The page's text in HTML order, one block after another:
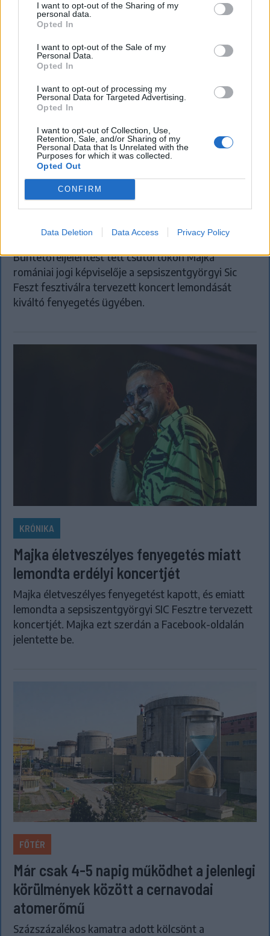
I want to opt-out of the Sharing of my
personal data.
Opted In
I want to opt-out of the Sale of my
Personal Data.
Opted In
I want to opt-out of processing my
Personal Data for Targeted Advertising.
Opted In
I want to opt-out of Collection, Use,
Retention, Sale, and/or Sharing of my
Personal Data that Is Unrelated with the
Purposes for which it was collected.
Opted Out
CONFIRM
Data Deletion Data Access Privacy Policy
KRÓNIKA
Büntetőfeljelentést tett Majka ügyvédje
fenyegetés miatt
Büntetőfeljelentést tett csütörtökön Majka
romániai jogi képviselője a sepsiszentgyörgyi Sic
Feszt fesztiválra tervezett koncert lemondását
kiváltó fenyegetés ügyében.
KRÓNIKA
Majka életveszélyes fenyegetés miatt
lemondta erdélyi koncertjét
Majka életveszélyes fenyegetést kapott, és emiatt
lemondta a sepsiszentgyörgyi SIC Fesztre tervezett
koncertjét. Majka ezt szerdán a Facebook-oldalán
jelentette be.
FŐTÉR
Már csak 4-5 napig működhet a jelenlegi
körülmények között a cernavodai
atomerőmű
Százszázalékos kamatra adott kölcsönt a